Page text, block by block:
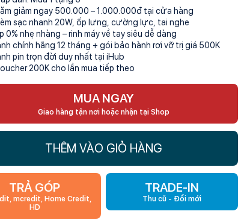
giảm ngay 500.000 – 1.000.000đ tại cửa hàng
sạc nhanh 20W, ốp lưng, cường lực, tai nghe
0% nhẹ nhàng – rinh máy về tay siêu dễ dàng
chính hãng 12 tháng + gói bảo hành rơi vỡ trị giá 500K
pin trọn đời duy nhất tại iHub
200K cho lần mua tiếp theo
MUA NGAY
Giao hàng tận nơi hoặc nhận tại Shop
THÊM VÀO GIỎ HÀNG
TRẢ GÓP
mcredit, Home Credit,
HD
TRADE-IN
Thu cũ - Đổi mới